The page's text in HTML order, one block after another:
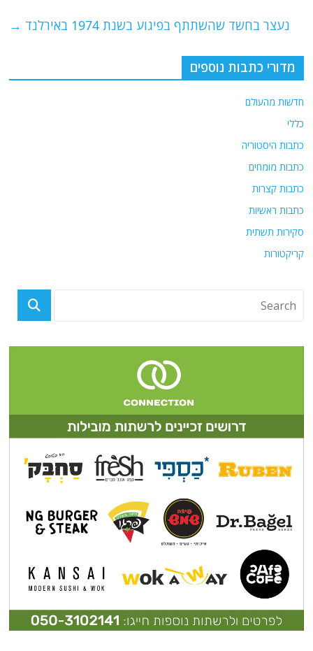
k
נעצר בחשד שהשתתף בפיגוע בשנת 1974 באירלנד →
מדורי כתבות נוספים
חדשות מהעולם
כללי
כתבות היסטוריה
כתבות מומחים
כתבות קצרות
כתבות ראשיות
סקירות תשתית
קריקטורות